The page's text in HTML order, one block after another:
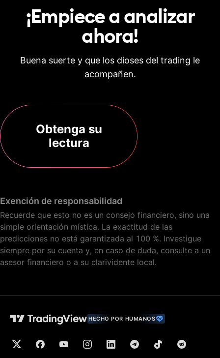
¡Empiece a analizar
ahora!
Buena suerte y que los dioses del trading le
acompañen.
Obtenga su
lectura
Exención de responsabilidad
Recuerde que esto no es un consejo financiero, sino una
simple orientación mística. La exactitud de las
predicciones no está garantizada al 100 %. Investigue
siempre por su cuenta y, en caso de duda, consulte a un
asesor financiero o a su clarividente local.
HECHO POR HUMANOS